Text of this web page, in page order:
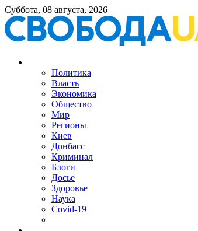
Суббота, 08 августа, 2026
Политика
Власть
Экономика
Общество
Мир
Регионы
Киев
Донбасс
Криминал
Блоги
Досье
Здоровье
Наука
Covid-19